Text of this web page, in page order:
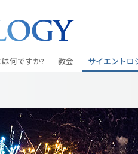
は何ですか?
条と規律
ちが語るサイエ
教会
新しい理想のサイエン
上級
オーガニゼーション
サイエントロ
Scientology・
デビッド･ミ
Scientology